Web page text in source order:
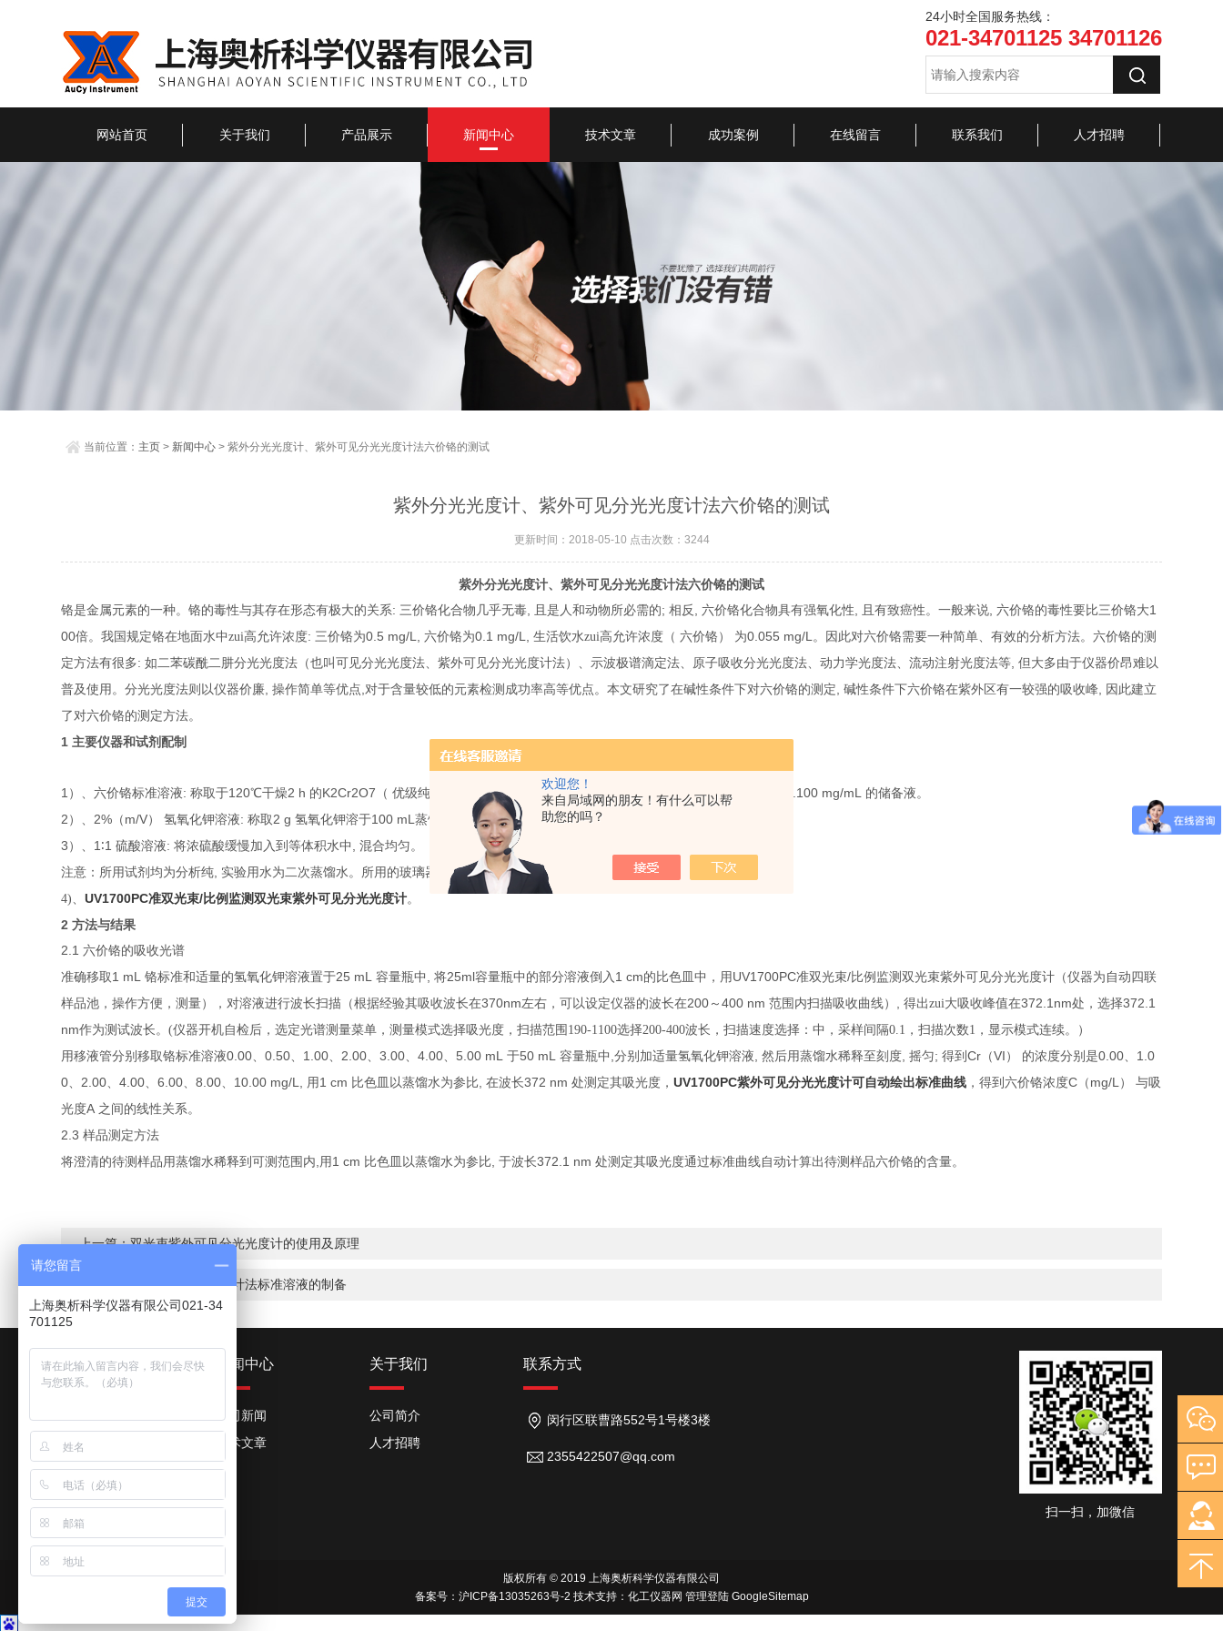
欢迎您！
来自局域网的朋友！有什么可以帮
助您的吗？
24小时全国服务热线：
021-34701125 34701126
网站首页 关于我们 产品展示 新闻中心 技术文章 成功案例 在线留言 联系我们 人才招聘
当前位置： 主页 > 新闻中心 > 紫外分光光度计、紫外可见分光光度计法六价铬的测试
紫外分光光度计、紫外可见分光光度计法六价铬的测试
更新时间：2018-05-10 点击次数：3244
紫外分光光度计、紫外可见分光光度计法六价铬的测试
铬是金属元素的一种。铬的毒性与其存在形态有极大的关系: 三价铬化合物几乎无毒 且是人和动物所必需的;相反 ,六价铬化合物具有强氧化性 且有致癌性。一般来说 ,六价铬的毒性要比三价铬大1
00倍。我国规定铬在地面水中zui高允许浓度: 三价铬为0.5 mg/L,六价铬为0.1 mg/L,生活饮水zui高允许浓度（ 六价铬） 为0.055 mg/L 。因此对六价铬需要一种简单、有效的分析方法。六价铬的测
定方法有很多:如二苯碳酰二肼分光光度法 （也叫可见分光光度法、紫外可见分光光度计法）、示波极谱滴定法、原子吸收分光光度法、动力学光度法、流动注射光度法等 ,但大多由于仪器价昂难以
普及使用。分光光度法则以仪器价廉 ,操作简单等优点 对于含量较低的元素检测成功率高等优点。本文研究了在碱性条件下对六价铬的测定 ,碱性条件下六价铬在紫外区有一较强的吸收峰
因此建立
了对六价铬的测定方法。
1 主要仪器和试剂配制
1 ）、六价铬标准溶液:称取于120℃干燥2 h 的K2Cr2O7 （ 优级纯） 0.1415 g,溶于少量水中并稀释定容至500m L,摇匀得浓度为 0.100 mg/mL 的储备液。
2 ）、2% （ m/V） 氢氧化钾溶液:称取2 g氢氧化钾溶于100 mL蒸馏水中。
3 ）、 1 ∶1硫酸溶液:将浓硫酸缓慢加入到等体积水中 ,混合均匀。
注意：所用试剂均为分析纯 实验用水为二次蒸馏水。所用的玻璃器皿均在1 mol /L的 HNO3 溶液中浸泡12 h
4)、UV1700PC准双光束/比例监测双光束紫外可见分光光度计。
2方法与结果
2.1六价铬的吸收光谱
准确移取 1 mL铬标准和适量的氢氧化钾溶液置于25 mL容量瓶中 ,将25ml容量瓶中的部分溶液倒入 1 cm的比色皿中，用 UV1700PC准双光束/比例监测双光束紫外可见分光光度计（仪器为自动四联
样品池，操作方便，测量），对溶液进行波长扫描（根据经验其吸收波长在370nm左右，可以设定仪器的波长在200 ～400 nm范围内扫描吸收曲线） ,得出zui大吸收峰值在372.1nm处，选择372.1
nm作为测试波长。(仪器开机自检后，选定光谱测量菜单，测量模式选择吸光度，扫描范围190-1100选择200-400波长，扫描速度选择：中，采样间隔0.1，扫描次数1，显示模式连续。）
用移液管分别移取铬标准溶液0.00、0.50、 1.00、2.00、3.00、4.00、5.00 mL于50 mL容量瓶中 ,分别加适量氢氧化钾溶液 ,然后用蒸馏水稀释至刻度 ,摇匀;得到Cr （VI ） 的浓度分别是0.00、 1.0
0、2.00、4.00、6.00、8.00、 10.00 mg/L, 用 1 cm 比色皿以蒸馏水为参比 ,在波长372 nm处测定其吸光度，UV1700PC紫外可见分光光度计可自动绘出标准曲线 ，得到六价铬浓度C （ mg/L ）
与吸
光度A 之间的线性关系。
2.3样品测定方法
将澄清的待测样品用蒸馏水稀释到可测范围内 用 1 cm 比色皿以蒸馏水为参比 ,于波长372.1 nm处测定其吸光度通过标准曲线自动计算出待测样品六价铬的含量。
上一篇：双光束紫外可见分光光度计的使用及原理
下一篇：紫外可见分光光度计法标准溶液的制备
产品中心
火焰光度计
荧光分光光度计
原子吸收分光光度计
便携式光谱仪
专用仪器
新闻中心
公司新闻
技术文章
关于我们
公司简介
人才招聘
联系方式
闵行区联曹路552号1号楼3楼
2355422507@qq.com
扫一扫，加微信
版权所有 © 2019 上海奥析科学仪器有限公司
备案号： 沪ICP备13035263号-2 技术支持： 化工仪器网 管理登陆 GoogleSitemap
请您留言
上海奥析科学仪器有限公司021-34
701125
提交